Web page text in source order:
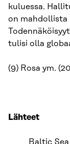
kuluessa.
on mahdollista
tulisi olla
(9) Rosa ym.
Lähteet
Baltic